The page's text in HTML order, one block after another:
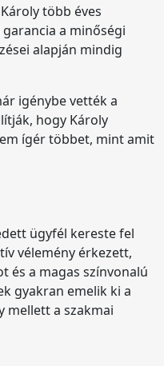
több éves
a minőségi
alapján mindig
igénybe vették a
hogy Károly
ígér többet, mint amit
ügyfél kereste fel
vélemény érkezett,
és a magas színvonalú
gyakran emelik ki a
mellett a szakmai